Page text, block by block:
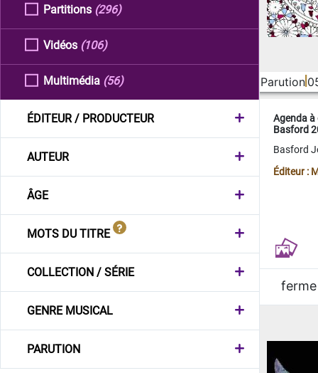
Partitions (296)
Vidéos (106)
Multimédia (56)
ÉDITEUR / PRODUCTEUR
AUTEUR
ÂGE
MOTS DU TITRE
COLLECTION / SÉRIE
GENRE MUSICAL
PARUTION
Parution
Agenda
Basford
Basford
Éditeur :
ferme